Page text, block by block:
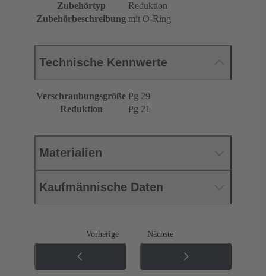
Zubehörtyp
Reduktion
Zubehörbeschreibung mit O-Ring
Technische Kennwerte
Verschraubungsgröße Pg 29
Reduktion
Pg 21
Materialien
Kaufmännische Daten
Vorherige Nächste